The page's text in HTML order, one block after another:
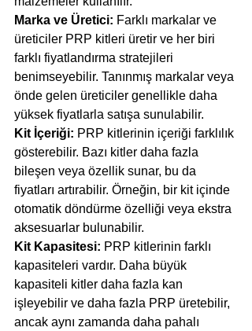
Marka ve Üretici: Farklı markalar ve
üreticiler PRP kitleri üretir ve her biri
farklı fiyatlandırma stratejileri
benimseyebilir. Tanınmış markalar veya
önde gelen üreticiler genellikle daha
yüksek fiyatlarla satışa sunulabilir.
Kit İçeriği: PRP kitlerinin içeriği farklılık
gösterebilir. Bazı kitler daha fazla
bileşen veya özellik sunar, bu da
fiyatları artırabilir. Örneğin, bir kit içinde
otomatik döndürme özelliği veya ekstra
aksesuarlar bulunabilir.
Kit Kapasitesi: PRP kitlerinin farklı
kapasiteleri vardır. Daha büyük
kapasiteli kitler daha fazla kan
işleyebilir ve daha fazla PRP üretebilir,
ancak aynı zamanda daha pahalı